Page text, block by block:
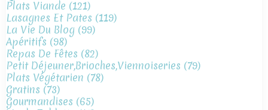
Plats Viande (121)
Lasagnes Et Pates (119)
La Vie Du Blog (99)
Apéritifs (98)
Repas De Fêtes (82)
Petit Déjeuner,brioches,viennoiseries (79)
Plats Végétarien (78)
Gratins (73)
Gourmandises (65)